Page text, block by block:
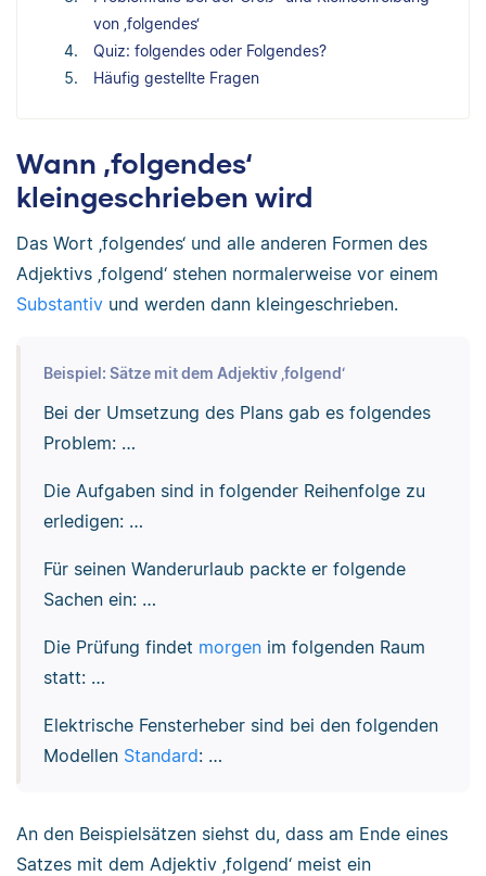
von ‚folgendes‘
Quiz: folgendes oder Folgendes?
Häufig gestellte Fragen
Wann ‚folgendes‘
kleingeschrieben wird
Das Wort ‚folgendes‘ und alle anderen Formen des
Adjektivs ‚folgend‘ stehen normalerweise vor einem
Substantiv und werden dann kleingeschrieben.
Beispiel: Sätze mit dem Adjektiv ‚folgend‘
Bei der Umsetzung des Plans gab es folgendes
Problem: …
Die Aufgaben sind in folgender Reihenfolge zu
erledigen: …
Für seinen Wanderurlaub packte er folgende
Sachen ein: …
Die Prüfung findet morgenim folgenden Raum
statt: …
Elektrische Fensterheber sind bei den folgenden
Modellen Standard: …
An den Beispielsätzen siehst du, dass am Ende eines
Satzes mit dem Adjektiv ‚folgend‘ meist ein